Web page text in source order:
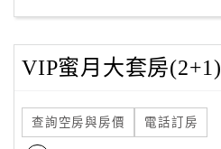
VIP蜜月大套房(2+1)
查詢空房與房價 電話訂房